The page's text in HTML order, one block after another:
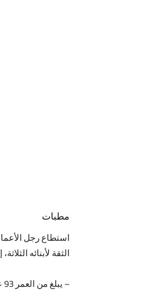
مطبات
الثقة لأبنائه
– يبلغ من العمر 93 عاما.